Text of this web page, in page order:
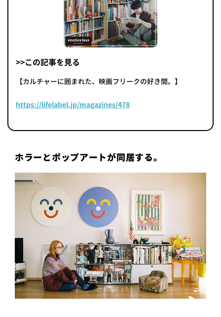
>>この記事を見る
【カルチャーに囲まれた、映画フリークの好き間。】
https://lifelabel.jp/magazines/478
ホラーとポップアートが同居する。